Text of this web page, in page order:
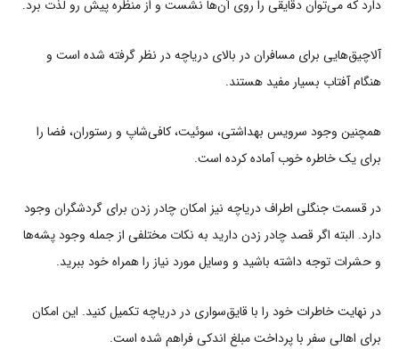
دارد که می‌توان دقایقی را روی آن‌ها نشست و از منظره پیش رو لذت برد.
آلاچیق‌هایی برای مسافران در بالای دریاچه در نظر گرفته شده است و
هنگام آفتاب بسیار مفید هستند.
همچنین وجود سرویس بهداشتی، سوئیت، کافی‌شاپ و رستوران، فضا را
برای یک خاطره خوب آماده کرده‌ است.
در قسمت جنگلی اطراف دریاچه نیز امکان چادر زدن برای گردشگران وجود
دارد. البته اگر قصد چادر زدن دارید به نکات مختلفی از جمله وجود پشه‌ها
و حشرات توجه داشته باشید و وسایل مورد نیاز را همراه خود ببرید.
در نهایت خاطرات خود را با قایق‌سواری در دریاچه تکمیل کنید. این امکان
برای اهالی سفر با پرداخت مبلغ اندکی فراهم شده است.